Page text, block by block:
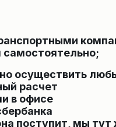
осуществить
расчет
в офисе
поступит, мы